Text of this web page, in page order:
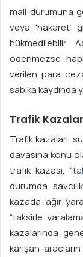
mali durumuna
veya “hakaret”
hükmedilebilir.
ödenmezse
verilen para
sabıka kaydında
Trafik
Trafik kazaları,
davasına konu
trafik kazası, “
durumda
kazada ağır
“taksirle
kazalarında
karışan